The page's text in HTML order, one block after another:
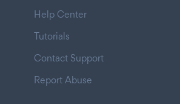
Help Center
Tutorials
Contact Support
Report Abuse